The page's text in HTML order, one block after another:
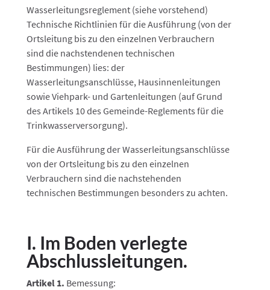
Wasserleitungsreglement (siehe vorstehend)
Technische Richtlinien für die Ausführung (von der
Ortsleitung bis zu den einzelnen Verbrauchern
sind die nachstendenen technischen
Bestimmungen) lies: der
Wasserleitungsanschlüsse, Hausinnenleitungen
sowie Viehpark- und Gartenleitungen (auf Grund
des Artikels 10 des Gemeinde-Reglements für die
Trinkwasserversorgung).
Für die Ausführung der Wasserleitungsanschlüsse
von der Ortsleitung bis zu den einzelnen
Verbrauchern sind die nachstehenden
technischen Bestimmungen besonders zu achten.
I. Im Boden verlegte
Abschlussleitungen.
Artikel 1. Bemessung: